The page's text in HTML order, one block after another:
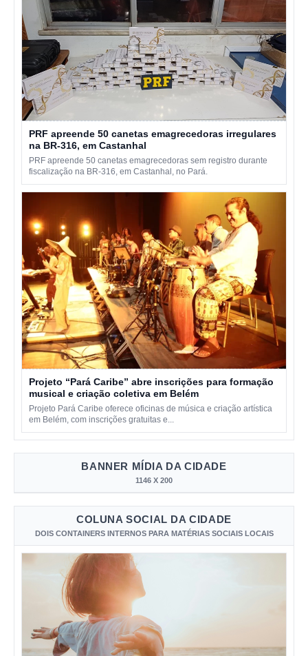
PRF apreende 50 canetas emagrecedoras irregulares
na BR-316, em Castanhal
PRF apreende 50 canetas emagrecedoras sem registro durante
fiscalização na BR-316, em Castanhal, no Pará.
Projeto “Pará Caribe” abre inscrições para formação
musical e criação coletiva em Belém
Projeto Pará Caribe oferece oficinas de música e criação artística
em Belém, com inscrições gratuitas e...
BANNER MÍDIA DA CIDADE
1146 X 200
COLUNA SOCIAL DA CIDADE
DOIS CONTAINERS INTERNOS PARA MATÉRIAS SOCIAIS LOCAIS